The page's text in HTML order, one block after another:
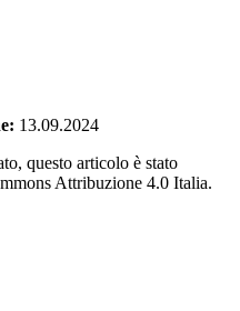
13.09.2024
questo articolo è stato
Attribuzione 4.0 Italia.